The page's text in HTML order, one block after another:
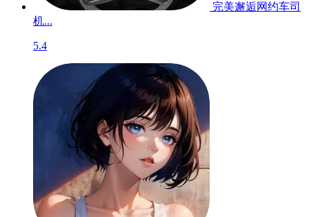
完美邂逅网约车司
机...
5.4